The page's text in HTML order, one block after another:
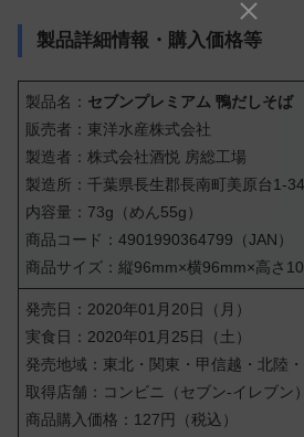
製品詳細情報・購入価格等
製品名： セブンプレミアム 鴨だしそば
販売者：東洋水産株式会社
製造者：株式会社酒悦 房総工場
製造所：千葉県長生郡長南町美原台1-34
内容量：73g（めん55g）
商品コード：4901990364799（JAN）
商品サイズ：縦96mm×横96mm×高さ
発売日：2020年01月20日（月）
実食日：2020年01月25日（土）
発売地域：東北・関東・甲信越・北陸
取得店舗：コンビニ（セブン-イレブン）
商品購入価格：127円（税込）